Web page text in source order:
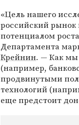
«Цель нашего
российский
потенциалом
Департамента
Крейнин. — Как мы
(например,
продвинутыми
технологий
еще предстоит